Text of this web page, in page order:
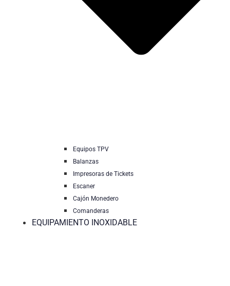
Equipos TPV
Balanzas
Impresoras de Tickets
Escaner
Cajón Monedero
Comanderas
EQUIPAMIENTO INOXIDABLE